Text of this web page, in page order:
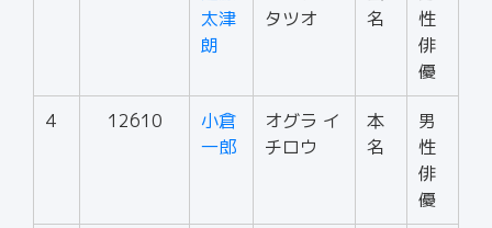
太津
朗
タツオ
名
性
俳
優
4 12610
小倉
一郎
オグラ イ
チロウ
本
名
男
性
俳
優